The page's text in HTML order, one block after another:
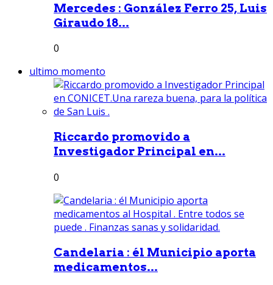
Mercedes : González Ferro 25, Luis
Giraudo 18...
0
ultimo momento
Riccardo promovido a
Investigador Principal en...
0
Candelaria : él Municipio aporta
medicamentos...